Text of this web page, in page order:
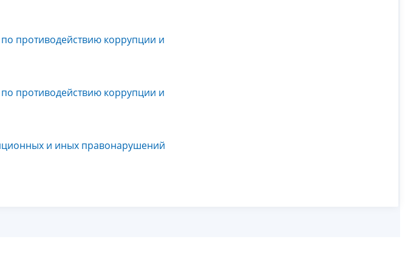
противодействию коррупции и
противодействию коррупции и
и иных правонарушений